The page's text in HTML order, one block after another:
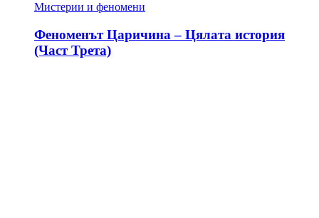
Мистерии и феномени
Феноменът Царичина – Цялата история
(Част Трета)